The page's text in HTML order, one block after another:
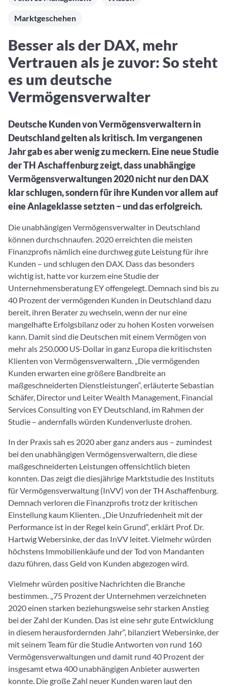
Fondswissen
investieren Sie richtig
Aktuelle Rankings und Beiträge zu den besten Fonds aus
Fondsvergleich
Übersichtlich bis zu 10 Fonds aus über 35.000
Produkten vergleichen
Watchlist
Preis-/Performance-Alarme
3. Investieren
Portfolios
Eigene Portfolios und jene, denen Sie folgen
Finanzdienstleister
Informationen und Beiträge unserer Partner-
Community-Partner
Informationen und Beiträge unserer Community-
Partner
Webinar verpasst? Hier gibt es Aufnahmen unserer
Online-Veranstaltungen.
Marktgeschehen
Besser als der DAX, mehr
Vertrauen als je zuvor: So steht
es um deutsche
Vermögensverwalter
Deutsche Kunden von Vermögensverwaltern in
Deutschland gelten als kritisch. Im vergangenen
Jahr gab es aber wenig zu meckern. Eine neue Studie
der TH Aschaffenburg zeigt, dass unabhängige
Vermögensverwaltungen 2020 nicht nur den DAX
klar schlugen, sondern für ihre Kunden vor allem auf
eine Anlageklasse setzten – und das erfolgreich.
Die unabhängigen Vermögensverwalter in Deutschland
können durchschnaufen. 2020 erreichten die meisten
Finanzprofis nämlich eine durchweg gute Leistung für ihre
Kunden – und schlugen den DAX. Dass das besonders
wichtig ist, hatte vor kurzem eine Studie der
Unternehmensberatung EY offengelegt. Demnach sind bis zu
40 Prozent der vermögenden Kunden in Deutschland dazu
bereit, ihren Berater zu wechseln, wenn der nur eine
mangelhafte Erfolgsbilanz oder zu hohen Kosten vorweisen
kann. Damit sind die Deutschen mit einem Vermögen von
mehr als 250.000 US-Dollar in ganz Europa die kritischsten
Klienten von Vermögensverwaltern. „Die vermögenden
Kunden erwarten eine größere Bandbreite an
maßgeschneiderten Dienstleistungen“, erläuterte Sebastian
Schäfer, Director und Leiter Wealth Management, Financial
Services Consulting von EY Deutschland, im Rahmen der
Studie – andernfalls würden Kundenverluste drohen.
In der Praxis sah es 2020 aber ganz anders aus – zumindest
bei den unabhängigen Vermögensverwaltern, die diese
maßgeschneiderten Leistungen offensichtlich bieten
konnten. Das zeigt die diesjährige Marktstudie des Instituts
für Vermögensverwaltung (InVV) von der TH Aschaffenburg.
Demnach verloren die Finanzprofis trotz der kritischen
Einstellung kaum Klienten. „Die Unzufriedenheit mit der
Performance ist in der Regel kein Grund“, erklärt Prof. Dr.
Hartwig Webersinke, der das InVV leitet. Vielmehr würden
höchstens Immobilienkäufe und der Tod von Mandanten
dazu führen, dass Geld von Kunden abgezogen wird.
Vielmehr würden positive Nachrichten die Branche
bestimmen. „75 Prozent der Unternehmen verzeichneten
2020 einen starken beziehungsweise sehr starken Anstieg
bei der Zahl der Kunden. Das ist eine sehr gute Entwicklung
in diesem herausfordernden Jahr“, bilanziert Webersinke, der
mit seinem Team für die Studie Antworten von rund 160
Vermögensverwaltungen und damit rund 40 Prozent der
insgesamt etwa 400 unabhängigen Anbieter auswerten
konnte. Die große Zahl neuer Kunden waren laut den